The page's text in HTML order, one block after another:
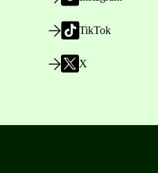
TikTok
X